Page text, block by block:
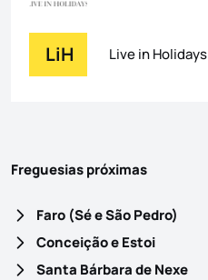
LiH Live in Holidays
Freguesias próximas
Faro (Sé e São Pedro)
Conceição e Estoi
Santa Bárbara de Nexe